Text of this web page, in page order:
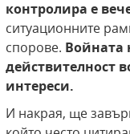
контролира е
ситуационните
спорове. Войната
действителност
интереси.
И накрая, ще